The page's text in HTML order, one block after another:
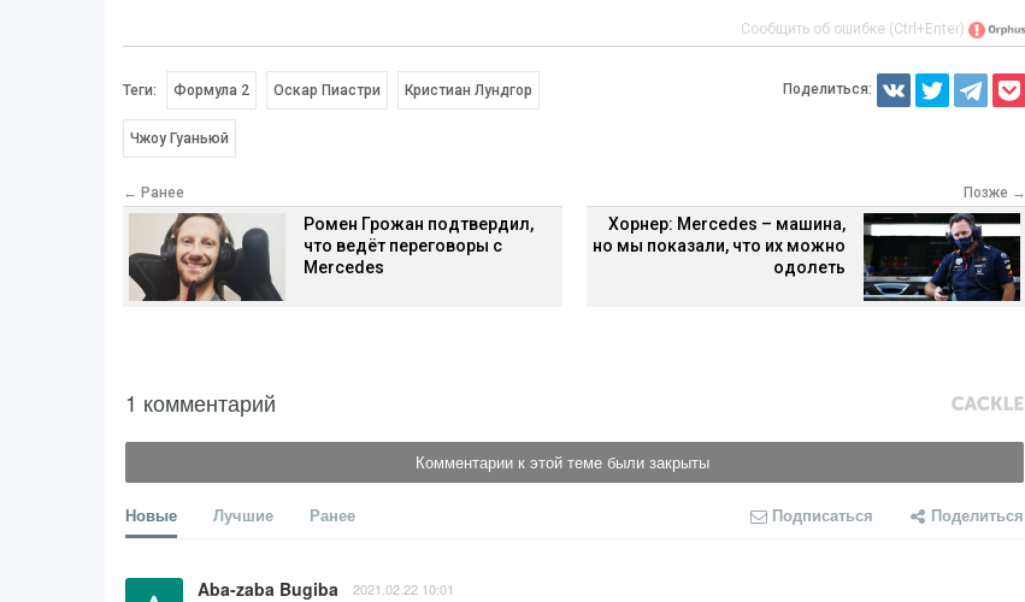
Сообщить об ошибке (Ctrl+Enter)
Теги: Формула 2 Оскар Пиастри Кристиан Лундгор
Чжоу Гуаньюй
Поделиться:
← Ранее
Ромен Грожан подтвердил,
что ведёт переговоры с
Mercedes
Позже →
Хорнер: Mercedes – машина,
но мы показали, что их можно
одолеть
1 комментарий
Комментарии к этой теме были закрыты
Новые Лучшие Ранее Подписаться Поделиться
Aba-zaba Bugiba 2021.02.22 10:01